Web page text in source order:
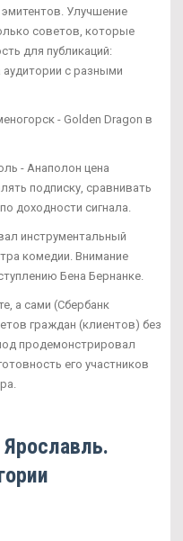
Улучшение
советов, которые
для публикаций:
аудитории с разными
- Golden Dragon в
- Анаполон цена
подписку, сравнивать
доходности сигнала.
инструментальный
комедии. Внимание
Бена Бернанке.
а сами (Сбербанк
граждан (клиентов) без
продемонстрировал
его участников